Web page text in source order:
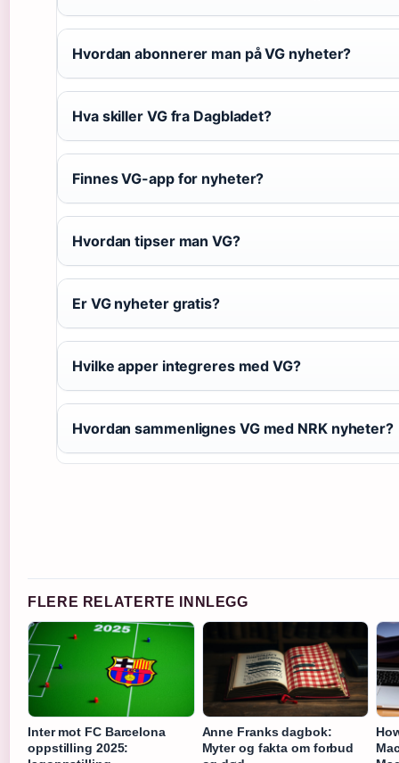
Hvordan abonnerer man på VG nyheter?
Hva skiller VG fra Dagbladet?
Finnes VG-app for nyheter?
Hvordan tipser man VG?
Er VG nyheter gratis?
Hvilke apper integreres med VG?
Hvordan sammenlignes VG med NRK nyheter?
FLERE RELATERTE INNLEGG
Inter mot FC Barcelona
oppstilling 2025:
Anne Franks dagbok:
Myter og fakta om forbud